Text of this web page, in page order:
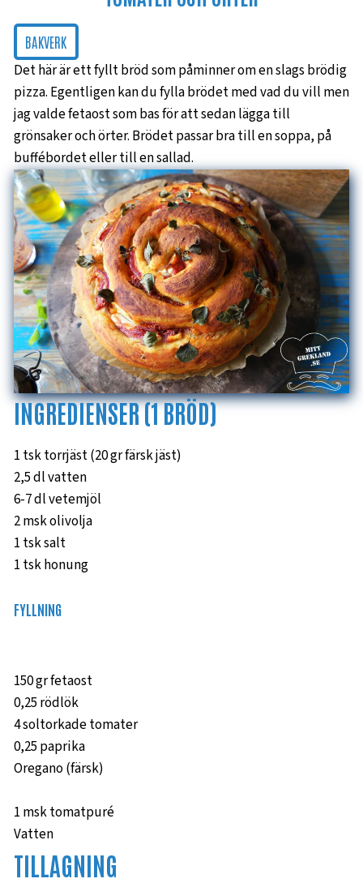
BAKVERK
Det här är ett fyllt bröd som påminner om en slags brödig
pizza. Egentligen kan du fylla brödet med vad du vill men
jag valde fetaost som bas för att sedan lägga till
grönsaker och örter. Brödet passar bra till en soppa, på
buffébordet eller till en sallad.
INGREDIENSER (1 BRÖD)
1 tsk torrjäst (20 gr färsk jäst)
2,5 dl vatten
6-7 dl vetemjöl
2 msk olivolja
1 tsk salt
1 tsk honung
FYLLNING
150 gr fetaost
0,25 rödlök
4 soltorkade tomater
0,25 paprika
Oregano (färsk)
1 msk tomatpuré
Vatten
TILLAGNING